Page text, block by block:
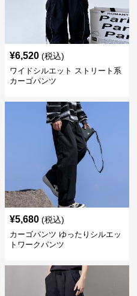
¥6,520 (税込)
ワイドシルエット ストリート系
カーゴパンツ
¥5,680 (税込)
カーゴパンツ ゆったりシルエッ
トワークパンツ